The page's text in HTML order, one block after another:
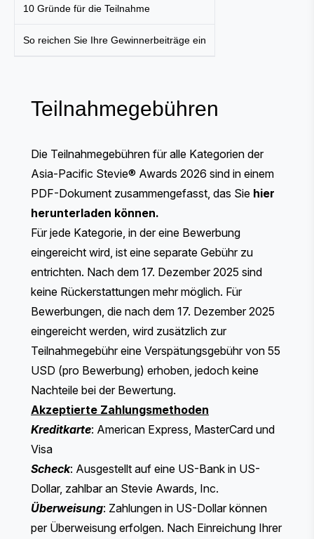
10 Gründe für die Teilnahme
So reichen Sie Ihre Gewinnerbeiträge ein
Teilnahmegebühren
Die Teilnahmegebühren für alle Kategorien der
Asia-Pacific Stevie® Awards 2026 sind in einem
PDF-Dokument zusammengefasst, das Sie hier
herunterladen können.
Für jede Kategorie, in der eine Bewerbung
eingereicht wird, ist eine separate Gebühr zu
entrichten. Nach dem 17. Dezember 2025 sind
keine Rückerstattungen mehr möglich. Für
Bewerbungen, die nach dem 17. Dezember 2025
eingereicht werden, wird zusätzlich zur
Teilnahmegebühr eine Verspätungsgebühr von 55
USD (pro Bewerbung) erhoben, jedoch keine
Nachteile bei der Bewertung.
Akzeptierte Zahlungsmethoden
Kreditkarte: American Express, MasterCard und
Visa
Scheck: Ausgestellt auf eine US-Bank in US-
Dollar, zahlbar an Stevie Awards, Inc.
Überweisung: Zahlungen in US-Dollar können
per Überweisung erfolgen. Nach Einreichung Ihrer